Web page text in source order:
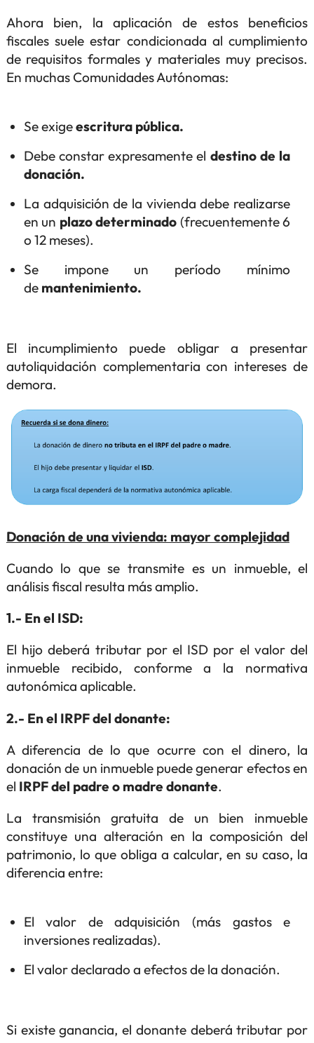
Ahora bien, la aplicación de estos beneficios
fiscales suele estar condicionada al cumplimiento
de requisitos formales y materiales muy precisos.
En muchas Comunidades Autónomas:
Se exigeescritura pública.
Debe constar expresamente el destino de la
donación.
La adquisición de la vivienda debe realizarse
en un plazo determinado (frecuentemente 6
o 12 meses).
Se impone un período mínimo
de mantenimiento.
El incumplimiento puede obligar a presentar
autoliquidación complementaria con intereses de
demora.
Donación de una vivienda: mayor complejidad
Cuando lo que se transmite es un inmueble, el
análisis fiscal resulta más amplio.
1.- En el ISD:
El hijo deberá tributar por el ISD por el valor del
inmueble recibido, conforme a la normativa
autonómica aplicable.
2.- En el IRPF del donante:
A diferencia de lo que ocurre con el dinero, la
donación de un inmueble puede generar efectos en
el IRPF del padre o madre donante.
La transmisión gratuita de un bien inmueble
constituye una alteración en la composición del
patrimonio, lo que obliga a calcular, en su caso, la
diferencia entre:
El valor de adquisición (más gastos e
inversiones realizadas).
El valor declarado a efectos de la donación.
Si existe ganancia, el donante deberá tributar por